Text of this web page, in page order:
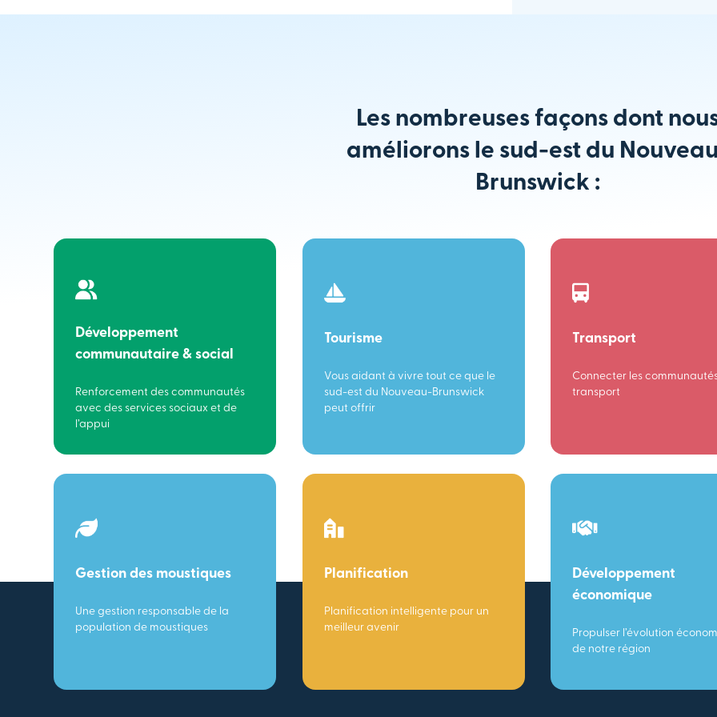
Les nombreuses façons dont
améliorons le sud-est du
Brunswick :
Développement
communautaire & social
Renforcement des communautés
avec des services sociaux et de
l’appui
Tourisme
Vous aidant à vivre tout ce que le
sud-est du Nouveau-Brunswick
peut offrir
Transport
Connecter les
transport
Gestion des moustiques
Une gestion responsable de la
population de moustiques
Planification
Planification intelligente pour un
meilleur avenir
Développement
économique
Propulser l’évolution
de notre région